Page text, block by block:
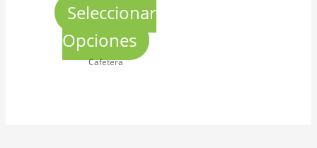
Seleccionar
Opciones
en
la
Cafetera